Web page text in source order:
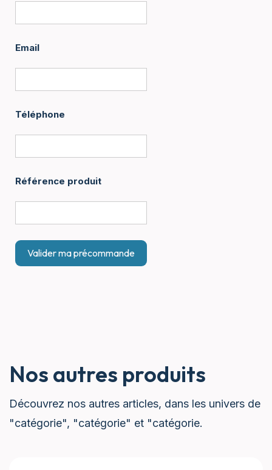
Email
Téléphone
Référence produit
Nos autres produits
Découvrez nos autres articles, dans les univers de
"catégorie", "catégorie" et "catégorie.